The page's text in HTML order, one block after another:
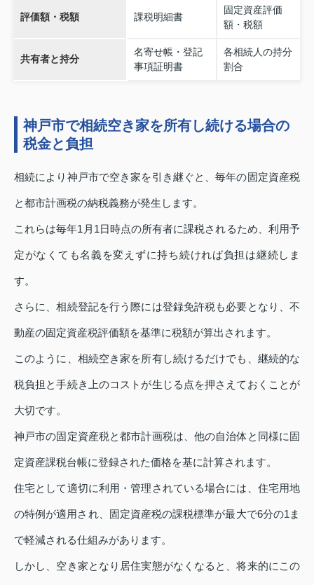
評価額・税額 課税明細書
固定資産評価
額・税額
共有者と持分
名寄せ帳・登記
事項証明書
各相続人の持分
割合
神戸市で相続空き家を所有し続ける場合の
税金と負担
相続により神戸市で空き家を引き継ぐと、毎年の固定資産税
と都市計画税の納税義務が発生します。
これらは毎年1月1日時点の所有者に課税されるため、利用予
定がなくても名義を変えずに持ち続ければ負担は継続しま
す。
さらに、相続登記を行う際には登録免許税も必要となり、不
動産の固定資産税評価額を基準に税額が算出されます。
このように、相続空き家を所有し続けるだけでも、継続的な
税負担と手続き上のコストが生じる点を押さえておくことが
大切です。
神戸市の固定資産税と都市計画税は、他の自治体と同様に固
定資産課税台帳に登録された価格を基に計算されます。
住宅として適切に利用・管理されている場合には、住宅用地
の特例が適用され、固定資産税の課税標準が最大で6分の1ま
で軽減される仕組みがあります。
しかし、空き家となり居住実態がなくなると、将来的にこの